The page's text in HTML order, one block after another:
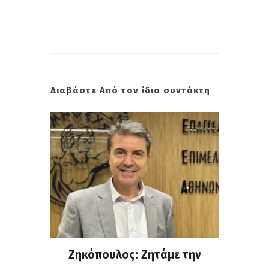
Διαβάστε Από τον ίδιο συντάκτη
Ζηκόπουλος: Ζητάμε την